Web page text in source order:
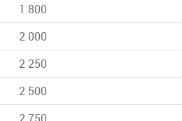
1 800
2 000
2 250
2 500